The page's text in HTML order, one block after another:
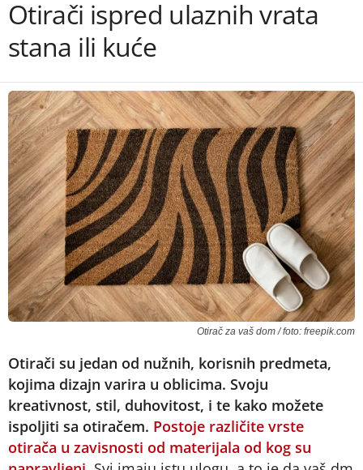
Otirači ispred ulaznih vrata
stana ili kuće
Otirač za vaš dom / foto: freepik.com
Otirači su jedan od nužnih, korisnih predmeta,
kojima dizajn varira u oblicima. Svoju
kreativnost, stil, duhovitost, i te kako možete
ispoljiti sa otiračem. Postoje različite vrste
otirača u zavisnosti od materijala od kog su